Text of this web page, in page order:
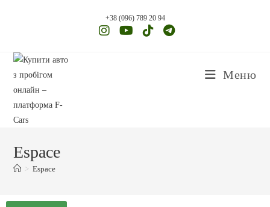
+38 (096) 789 20 94
Меню
Espace
> Espace